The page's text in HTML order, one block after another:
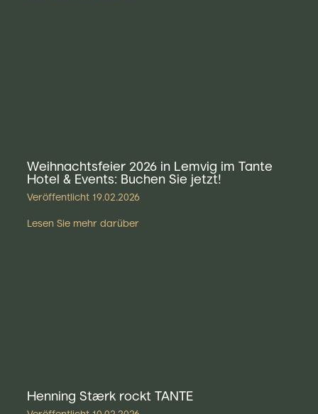
Weihnachtsfeier 2026 in Lemvig im Tante
Hotel & Events: Buchen Sie jetzt!
Veröffentlicht 19.02.2026
Lesen Sie mehr darüber
Henning Stærk rockt TANTE